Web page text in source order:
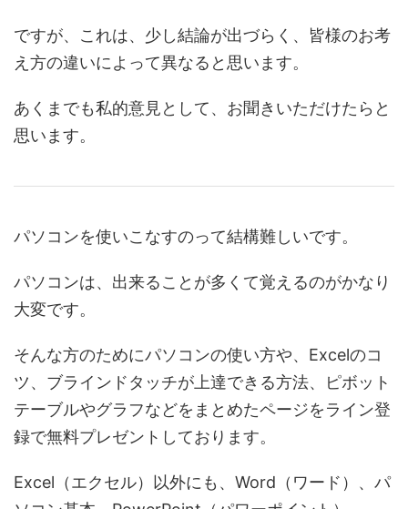
ですが、これは、少し結論が出づらく、皆様のお考
え方の違いによって異なると思います。
あくまでも私的意見として、お聞きいただけたらと
思います。
パソコンを使いこなすのって結構難しいです。
パソコンは、出来ることが多くて覚えるのがかなり
大変です。
そんな方のためにパソコンの使い方や、Excelのコ
ツ、ブラインドタッチが上達できる方法、ピボット
テーブルやグラフなどをまとめたページをライン登
録で無料プレゼントしております。
Excel（エクセル）以外にも、Word（ワード）、パ